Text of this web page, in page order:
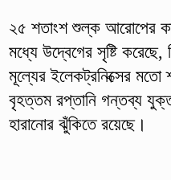
২৫ শতাংশ শুল্ক আরোপের
মধ্যে উদ্বেগের সৃষ্টি
মূল্যের ইলেকট্রনিক্সের মতো
বৃহত্তম রপ্তানি গন্তব্য
হারানোর ঝুঁকিতে রয়েছে।